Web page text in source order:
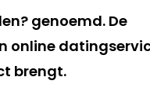
genoemd. De
online
brengt.